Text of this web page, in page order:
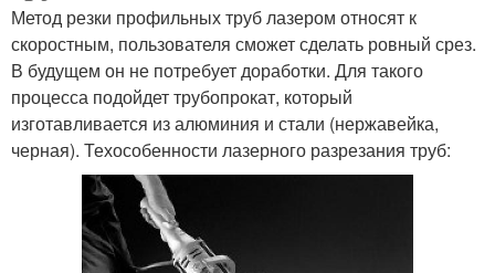
Метод резки профильных труб лазером относят к
скоростным, пользователя сможет сделать ровный срез.
В будущем он не потребует доработки. Для такого
процесса подойдет трубопрокат, который
изготавливается из алюминия и стали (нержавейка,
черная). Техособенности лазерного разрезания труб: